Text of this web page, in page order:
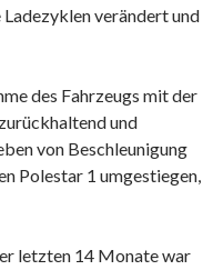
verändert und
des Fahrzeugs mit der
und
von Beschleunigung
Polestar 1 umgestiegen,
letzten 14 Monate war